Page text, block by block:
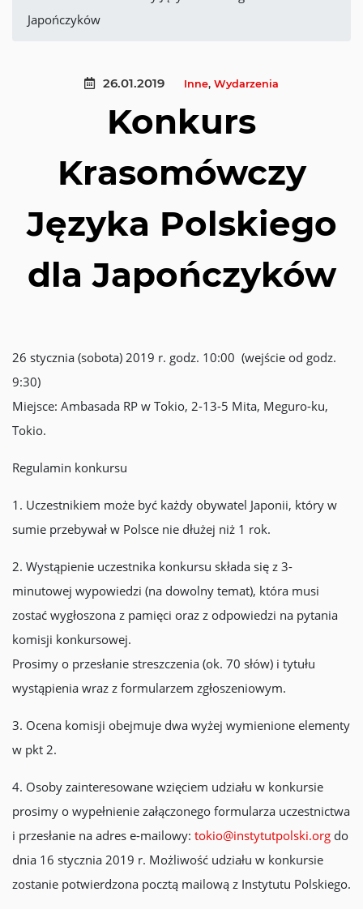
Japończyków
26.01.2019 Inne, Wydarzenia
Konkurs
Krasomówczy
Języka Polskiego
dla Japończyków
26 stycznia (sobota) 2019 r. godz. 10:00 (wejście od godz.
9:30)
Miejsce: Ambasada RP w Tokio, 2-13-5 Mita, Meguro-ku,
Tokio.
Regulamin konkursu
1. Uczestnikiem może być każdy obywatel Japonii, który w
sumie przebywał w Polsce nie dłużej niż 1 rok.
2. Wystąpienie uczestnika konkursu składa się z 3-
minutowej wypowiedzi (na dowolny temat), która musi
zostać wygłoszona z pamięci oraz z odpowiedzi na pytania
komisji konkursowej.
Prosimy o przesłanie streszczenia (ok. 70 słów) i tytułu
wystąpienia wraz z formularzem zgłoszeniowym.
3. Ocena komisji obejmuje dwa wyżej wymienione elementy
w pkt 2.
4. Osoby zainteresowane wzięciem udziału w konkursie
prosimy o wypełnienie załączonego formularza uczestnictwa
i przesłanie na adres e-mailowy: tokio@instytutpolski.org do
dnia 16 stycznia 2019 r. Możliwość udziału w konkursie
zostanie potwierdzona pocztą mailową z Instytutu Polskiego.